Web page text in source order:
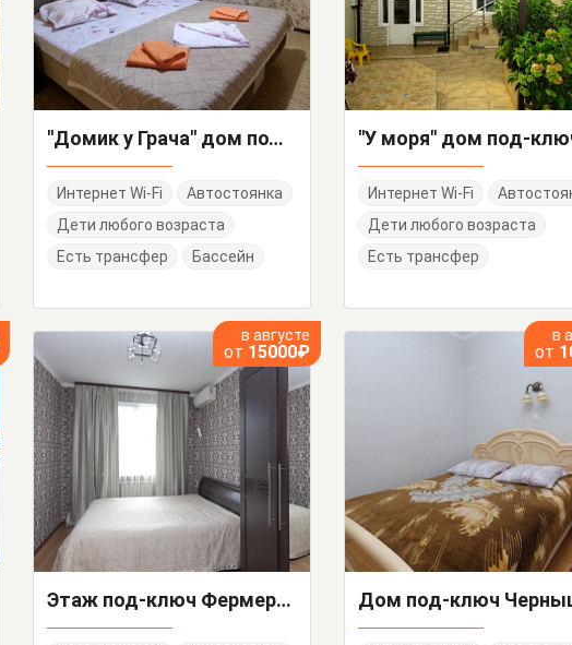
"Домик у Грача" дом под-ключ
Интернет Wi-Fi
Автостоянка
Дети любого возраста
Есть трансфер
Бассейн
"У моря" дом под-
Интернет Wi-Fi
Дети любого возраста
Есть трансфер
в августе
от 15000₽
Этаж под-ключ Фермерский 17
в
от